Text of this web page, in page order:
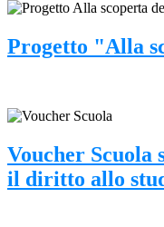
Progetto "Alla
Voucher Scuola
il diritto allo